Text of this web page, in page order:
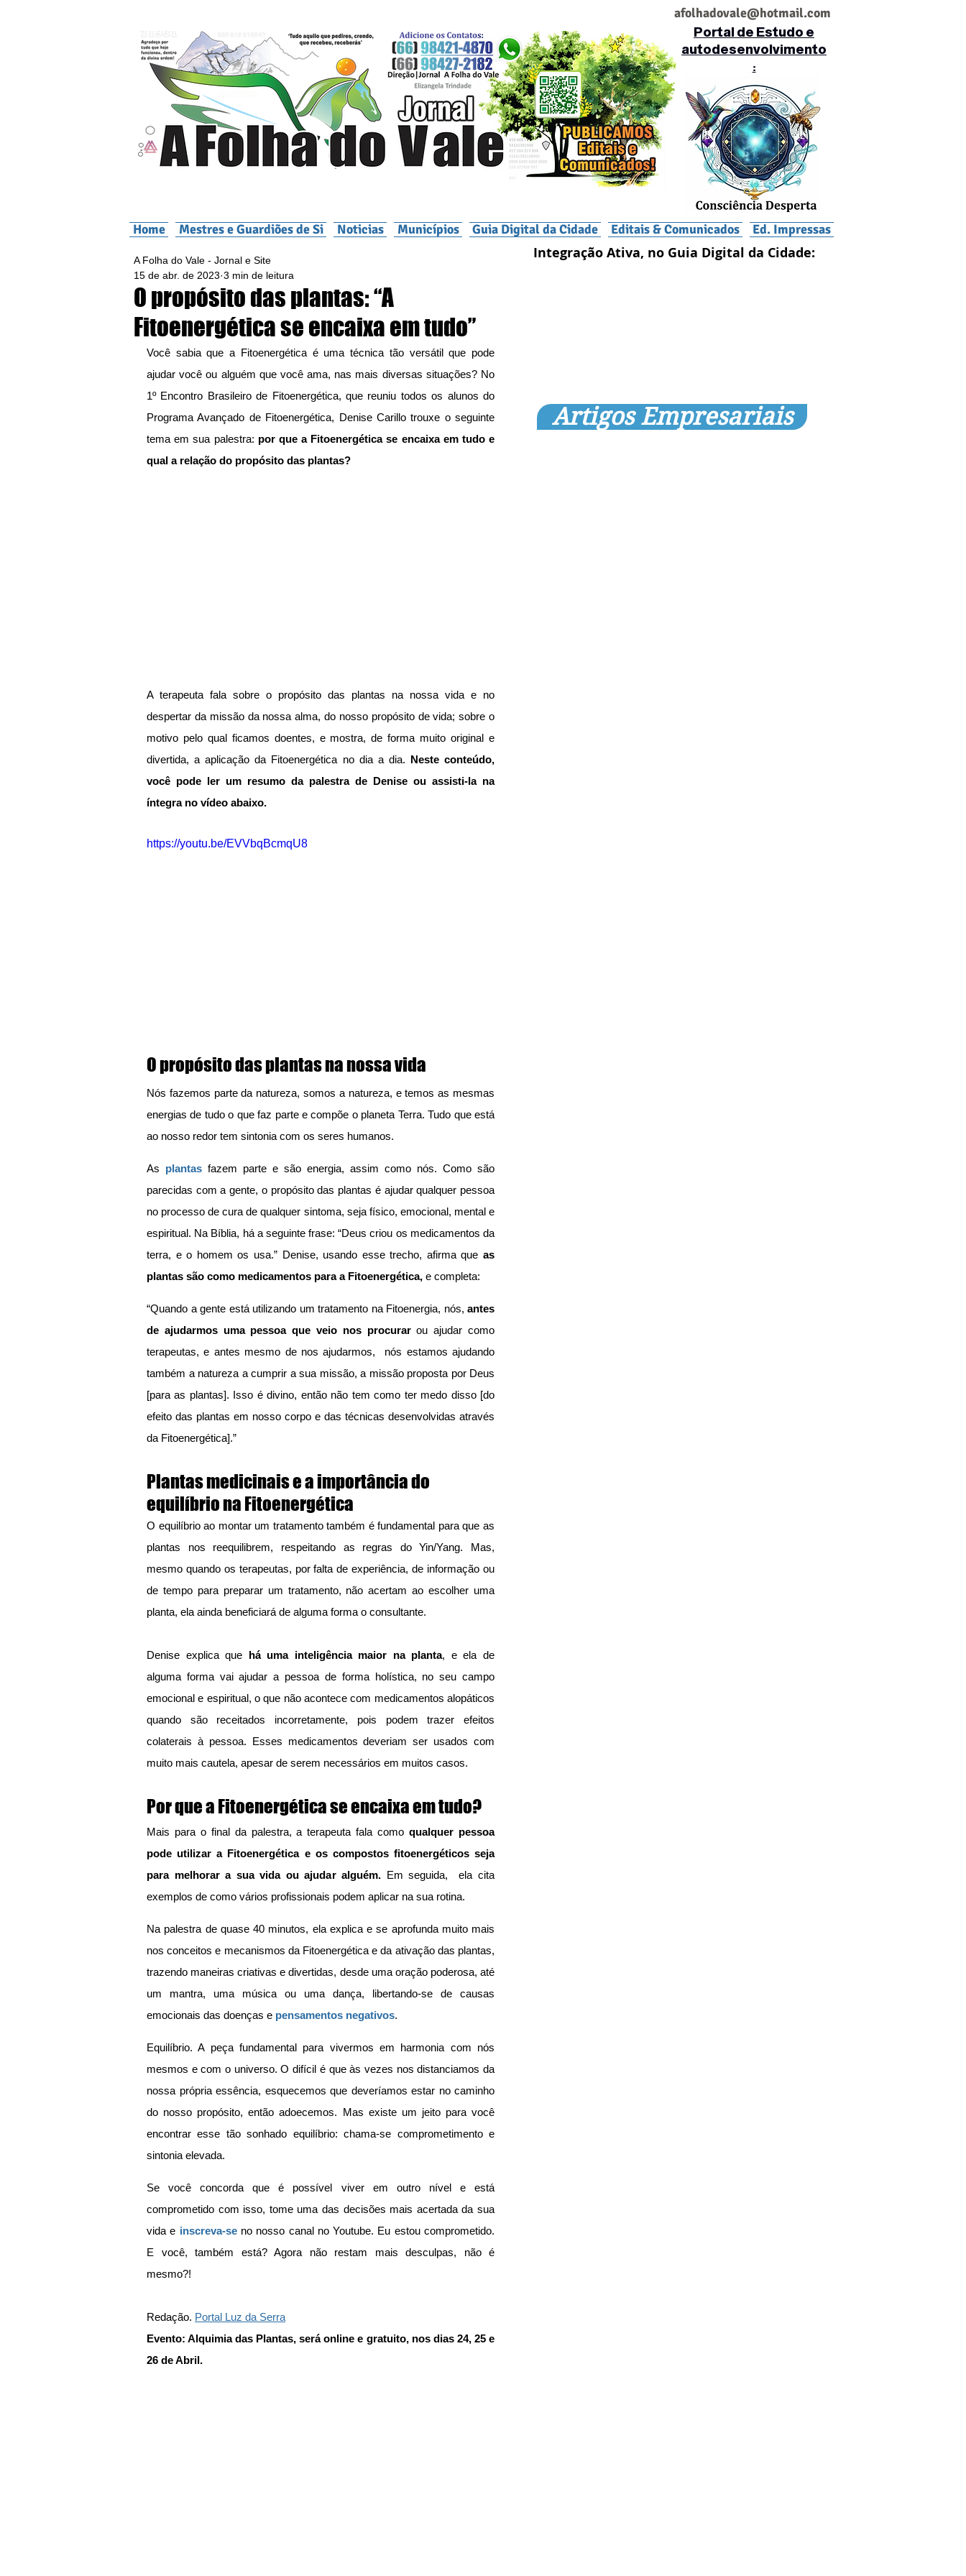
afolhadovale@hotmail.com
Portal de Estudo e
autodesenvolvimento
:
Home Mestres e Guardiões de Si Noticias Municípios Guia Digital da Cidade Editais & Comunicados Ed. Impressas
O propósito das plantas: “A
Fitoenergética se encaixa em tudo”
A Folha do Vale - Jornal e Site
15 de abr. de 2023 3 min de leitura
Você sabia que a Fitoenergética é uma técnica tão versátil que pode
ajudar você ou alguém que você ama, nas mais diversas situações? No
1º Encontro Brasileiro de Fitoenergética, que reuniu todos os alunos do
Programa Avançado de Fitoenergética, Denise Carillo trouxe o seguinte
tema em sua palestra: por que a Fitoenergética se encaixa em tudo e
qual a relação do propósito das plantas?
A terapeuta fala sobre o propósito das plantas na nossa vida e no
despertar da missão da nossa alma, do nosso propósito de vida; sobre o
motivo pelo qual ficamos doentes, e mostra, de forma muito original e
divertida, a aplicação da Fitoenergética no dia a dia. Neste conteúdo,
você pode ler um resumo da palestra de Denise ou assisti-la na
íntegra no vídeo abaixo.
https://youtu.be/EVVbqBcmqU8
O propósito das plantas na nossa vida
Nós fazemos parte da natureza, somos a natureza, e temos as mesmas
energias de tudo o que faz parte e compõe o planeta Terra. Tudo que está
ao nosso redor tem sintonia com os seres humanos.
As plantas fazem parte e são energia, assim como nós. Como são
parecidas com a gente, o propósito das plantas é ajudar qualquer pessoa
no processo de cura de qualquer sintoma, seja físico, emocional, mental e
espiritual. Na Bíblia, há a seguinte frase: “Deus criou os medicamentos da
terra, e o homem os usa.” Denise, usando esse trecho, afirma que as
plantas são como medicamentos para a Fitoenergética, e completa:
“Quando a gente está utilizando um tratamento na Fitoenergia, nós, antes
de ajudarmos uma pessoa que veio nos procurar ou ajudar como
terapeutas, e antes mesmo de nos ajudarmos,  nós estamos ajudando
também a natureza a cumprir a sua missão, a missão proposta por Deus
[para as plantas]. Isso é divino, então não tem como ter medo disso [do
efeito das plantas em nosso corpo e das técnicas desenvolvidas através
da Fitoenergética].”
Plantas medicinais e a importância do
equilíbrio na Fitoenergética
O equilíbrio ao montar um tratamento também é fundamental para que as
plantas nos reequilibrem, respeitando as regras do Yin/Yang. Mas,
mesmo quando os terapeutas, por falta de experiência, de informação ou
de tempo para preparar um tratamento, não acertam ao escolher uma
planta, ela ainda beneficiará de alguma forma o consultante.
Denise explica que há uma inteligência maior na planta, e ela de
alguma forma vai ajudar a pessoa de forma holística, no seu campo
emocional e espiritual, o que não acontece com medicamentos alopáticos
quando são receitados incorretamente, pois podem trazer efeitos
colaterais à pessoa. Esses medicamentos deveriam ser usados com
muito mais cautela, apesar de serem necessários em muitos casos.
Por que a Fitoenergética se encaixa em tudo?
Mais para o final da palestra, a terapeuta fala como qualquer pessoa
pode utilizar a Fitoenergética e os compostos fitoenergéticos seja
para melhorar a sua vida ou ajudar alguém. Em seguida,  ela cita
exemplos de como vários profissionais podem aplicar na sua rotina.
Na palestra de quase 40 minutos, ela explica e se aprofunda muito mais
nos conceitos e mecanismos da Fitoenergética e da ativação das plantas,
trazendo maneiras criativas e divertidas, desde uma oração poderosa, até
um mantra, uma música ou uma dança, libertando-se de causas
emocionais das doenças e pensamentos negativos.
Equilíbrio. A peça fundamental para vivermos em harmonia com nós
mesmos e com o universo. O difícil é que às vezes nos distanciamos da
nossa própria essência, esquecemos que deveríamos estar no caminho
do nosso propósito, então adoecemos. Mas existe um jeito para você
encontrar esse tão sonhado equilíbrio: chama-se comprometimento e
sintonia elevada.
Se você concorda que é possível viver em outro nível e está
comprometido com isso, tome uma das decisões mais acertada da sua
vida e inscreva-se no nosso canal no Youtube. Eu estou comprometido.
E você, também está? Agora não restam mais desculpas, não é
mesmo?!
Redação. Portal Luz da Serra
Evento: Alquimia das Plantas, será online e gratuito, nos dias 24, 25 e
26 de Abril.
Integração Ativa, no Guia Digital da Cidade:
Artigos Empresariais